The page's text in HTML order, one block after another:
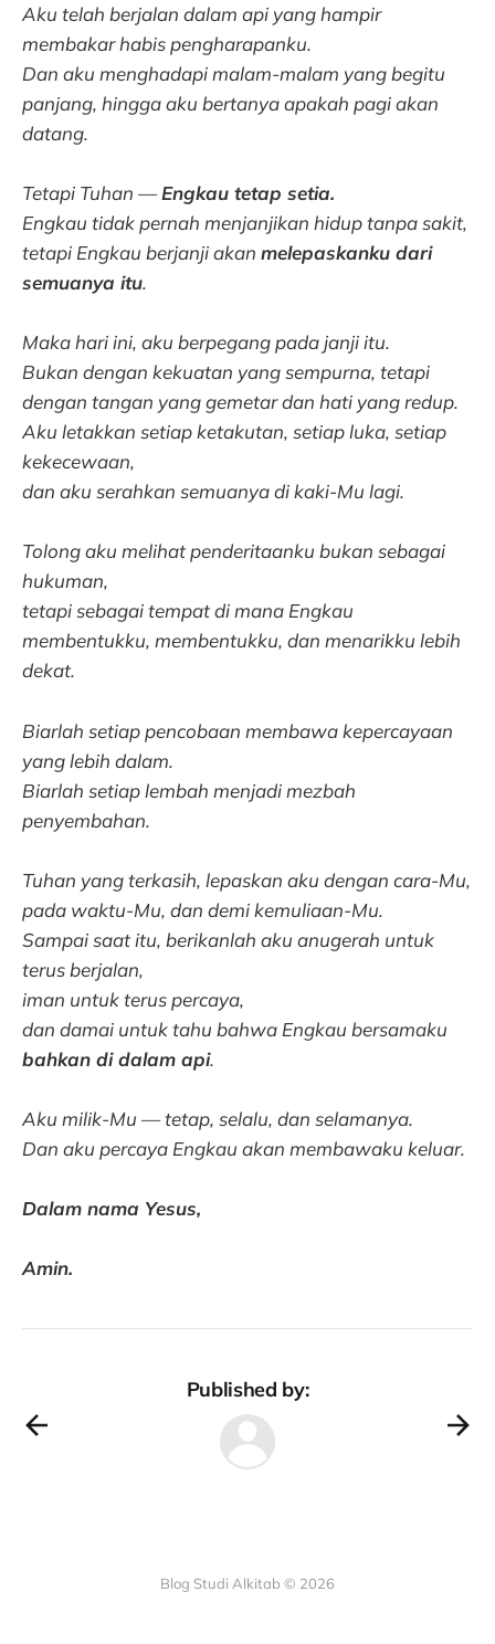
Aku telah berjalan dalam api yang hampir
membakar habis pengharapanku.
Dan aku menghadapi malam-malam yang begitu
panjang, hingga aku bertanya apakah pagi akan
datang.
Tetapi Tuhan —Engkau tetap setia.
Engkau tidak pernah menjanjikan hidup tanpa sakit,
tetapi Engkau berjanji akan melepaskanku dari
semuanya itu.
Maka hari ini, aku berpegang pada janji itu.
Bukan dengan kekuatan yang sempurna, tetapi
dengan tangan yang gemetar dan hati yang redup.
Aku letakkan setiap ketakutan, setiap luka, setiap
kekecewaan,
dan aku serahkan semuanya di kaki-Mu lagi.
Tolong aku melihat penderitaanku bukan sebagai
hukuman,
tetapi sebagai tempat di mana Engkau
membentukku, membentukku, dan menarikku lebih
dekat.
Biarlah setiap pencobaan membawa kepercayaan
yang lebih dalam.
Biarlah setiap lembah menjadi mezbah
penyembahan.
Tuhan yang terkasih, lepaskan aku dengan cara-Mu,
pada waktu-Mu, dan demi kemuliaan-Mu.
Sampai saat itu, berikanlah aku anugerah untuk
terus berjalan,
iman untuk terus percaya,
dan damai untuk tahu bahwa Engkau bersamaku
bahkan di dalam api.
Aku milik-Mu — tetap, selalu, dan selamanya.
Dan aku percaya Engkau akan membawaku keluar.
Dalam nama Yesus,
Amin.
Published by:
Blog Studi Alkitab © 2026